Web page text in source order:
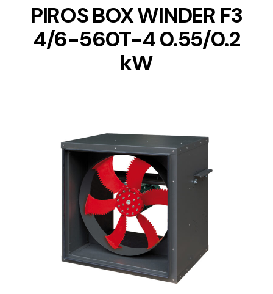
PIROS BOX WINDER F3
4/6-560T-4 0.55/0.2
kW
DETAILS